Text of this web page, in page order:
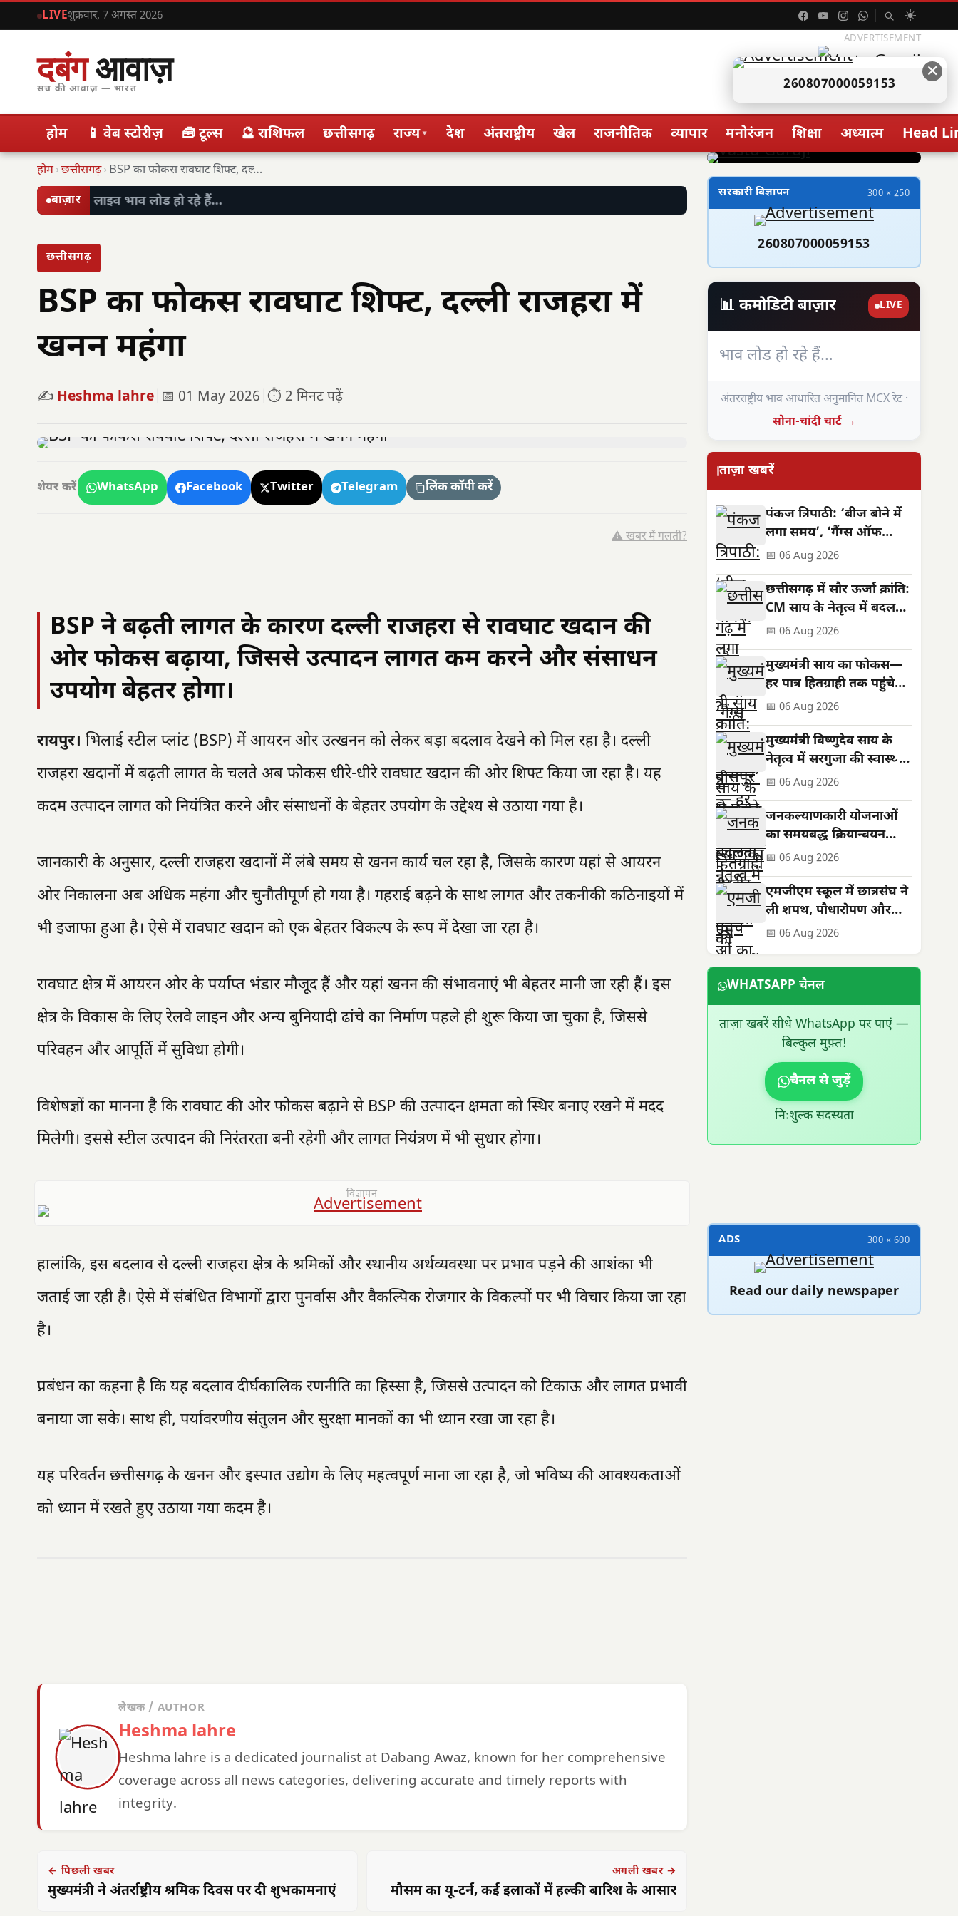
LIVEशुक्रवार, 7 अगस्त 2026 ☀️
दबंगआवाज़
सच की आवाज़ — भारत
ADVERTISEMENT
होम 📱 वेब स्टोरीज़ 🧰 टूल्स 🔮 राशिफल छत्तीसगढ़ राज्य▾ देश अंतराष्ट्रीय खेल राजनीतिक व्यापार मनोरंजन शिक्षा अध्यात्म Head
होम›छत्तीसगढ़› BSP का फोकस रावघाट शिफ्ट, दल्ली राजहरा में…
बाज़ार लाइव भाव लोड हो रहे हैं…
छत्तीसगढ़
BSP का फोकस रावघाट शिफ्ट, दल्ली राजहरा में
खनन महंगा
✍️ Heshma lahre 📅 01 May 2026 ⏱️ 2 मिनट पढ़ें
शेयर करें WhatsApp Facebook Twitter Telegram लिंक कॉपी करें
⚠️ खबर में गलती?
BSP ने बढ़ती लागत के कारण दल्ली राजहरा से रावघाट खदान की
ओर फोकस बढ़ाया, जिससे उत्पादन लागत कम करने और संसाधन
उपयोग बेहतर होगा।
रायपुर। भिलाई स्टील प्लांट (BSP) में आयरन ओर उत्खनन को लेकर बड़ा बदलाव देखने को मिल रहा है। दल्ली
राजहरा खदानों में बढ़ती लागत के चलते अब फोकस धीरे-धीरे रावघाट खदान की ओर शिफ्ट किया जा रहा है। यह
कदम उत्पादन लागत को नियंत्रित करने और संसाधनों के बेहतर उपयोग के उद्देश्य से उठाया गया है।
जानकारी के अनुसार, दल्ली राजहरा खदानों में लंबे समय से खनन कार्य चल रहा है, जिसके कारण यहां से आयरन
ओर निकालना अब अधिक महंगा और चुनौतीपूर्ण हो गया है। गहराई बढ़ने के साथ लागत और तकनीकी कठिनाइयों में
भी इजाफा हुआ है। ऐसे में रावघाट खदान को एक बेहतर विकल्प के रूप में देखा जा रहा है।
रावघाट क्षेत्र में आयरन ओर के पर्याप्त भंडार मौजूद हैं और यहां खनन की संभावनाएं भी बेहतर मानी जा रही हैं। इस
क्षेत्र के विकास के लिए रेलवे लाइन और अन्य बुनियादी ढांचे का निर्माण पहले ही शुरू किया जा चुका है, जिससे
परिवहन और आपूर्ति में सुविधा होगी।
विशेषज्ञों का मानना है कि रावघाट की ओर फोकस बढ़ाने से BSP की उत्पादन क्षमता को स्थिर बनाए रखने में मदद
मिलेगी। इससे स्टील उत्पादन की निरंतरता बनी रहेगी और लागत नियंत्रण में भी सुधार होगा।
विज्ञापन
हालांकि, इस बदलाव से दल्ली राजहरा क्षेत्र के श्रमिकों और स्थानीय अर्थव्यवस्था पर प्रभाव पड़ने की आशंका भी
जताई जा रही है। ऐसे में संबंधित विभागों द्वारा पुनर्वास और वैकल्पिक रोजगार के विकल्पों पर भी विचार किया जा रहा
है।
प्रबंधन का कहना है कि यह बदलाव दीर्घकालिक रणनीति का हिस्सा है, जिससे उत्पादन को टिकाऊ और लागत प्रभावी
बनाया जा सके। साथ ही, पर्यावरणीय संतुलन और सुरक्षा मानकों का भी ध्यान रखा जा रहा है।
यह परिवर्तन छत्तीसगढ़ के खनन और इस्पात उद्योग के लिए महत्वपूर्ण माना जा रहा है, जो भविष्य की आवश्यकताओं
को ध्यान में रखते हुए उठाया गया कदम है।
लेखक / AUTHOR
Heshma lahre
Heshma lahre is a dedicated journalist at Dabang Awaz, known for her comprehensive
coverage across all news categories, delivering accurate and timely reports with
integrity.
← पिछली खबर
मुख्यमंत्री ने अंतर्राष्ट्रीय श्रमिक दिवस पर दी शुभकामनाएं
अगली खबर →
मौसम का यू-टर्न, कई इलाकों में हल्की बारिश के आसार
सरकारी विज्ञापन 300 × 250
260807000059153
📊 कमोडिटी बाज़ार LIVE
भाव लोड हो रहे हैं…
अंतरराष्ट्रीय भाव आधारित अनुमानित MCX रेट ·
सोना-चांदी चार्ट →
ताज़ा खबरें
पंकज त्रिपाठी: ‘बीज बोने में
लगा समय’, ‘गैंग्स ऑफ
वासेपुर’ से पहले का सफर
📅 06 Aug 2026
छत्तीसगढ़ में सौर ऊर्जा क्रांति:
CM साय के नेतृत्व में बदलती
तस्वीर
📅 06 Aug 2026
मुख्यमंत्री साय का फोकस—
हर पात्र हितग्राही तक पहुंचे
शासन की योजनाओं का लाभ
📅 06 Aug 2026
मुख्यमंत्री विष्णुदेव साय के
नेतृत्व में सरगुजा की स्वास्थ्य
सेवाओं को मिली नई मजबूती
📅 06 Aug 2026
जनकल्याणकारी योजनाओं
का समयबद्ध क्रियान्वयन
सुनिश्चित करें : मुख्यमंत्री
विष्णुदेव साय
📅 06 Aug 2026
एमजीएम स्कूल में छात्रसंघ ने
ली शपथ, पौधारोपण और
सड़क सुरक्षा का दिया संदेश
📅 06 Aug 2026
WHATSAPP चैनल
ताज़ा खबरें सीधे WhatsApp पर पाएं —
बिल्कुल मुफ़्त!
चैनल से जुड़ें
निःशुल्क सदस्यता
ADS 300 × 600
Read our daily newspaper
✕
260807000059153